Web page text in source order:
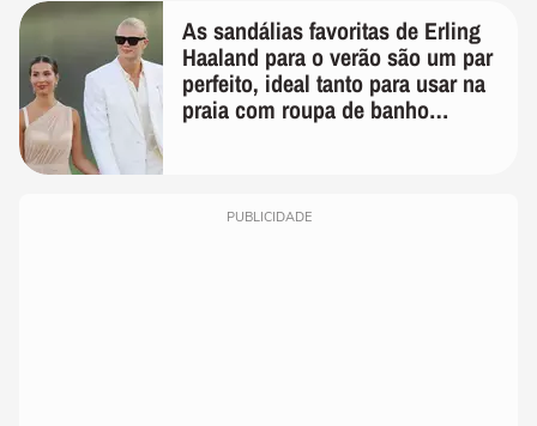
As sandálias favoritas de Erling
Haaland para o verão são um par
perfeito, ideal tanto para usar na
praia com roupa de banho
PUBLICIDADE